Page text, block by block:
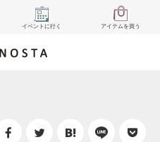
イベント に行く アイテムを買う